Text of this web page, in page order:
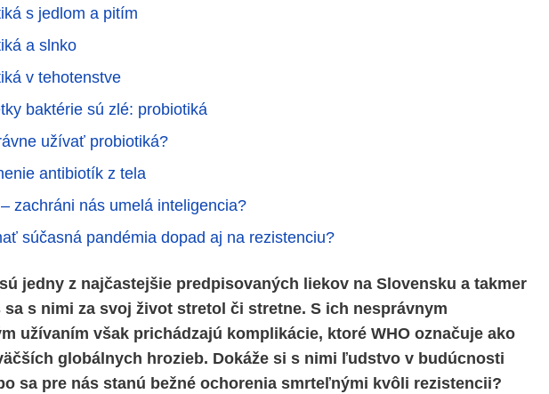
s jedlom a pitím
a slnko
v tehotenstve
baktérie sú zlé: probiotiká
užívať probiotiká?
antibiotík z tela
zachráni nás umelá inteligencia?
súčasná pandémia dopad aj na rezistenciu?
jedny z najčastejšie predpisovaných liekov na Slovensku a takmer
sa s nimi za svoj život stretol či stretne. S ich nesprávnym
užívaním však prichádzajú komplikácie, ktoré WHO označuje ako
globálnych hrozieb. Dokáže si s nimi ľudstvo v budúcnosti
sa pre nás stanú bežné ochorenia smrteľnými kvôli rezistencii?